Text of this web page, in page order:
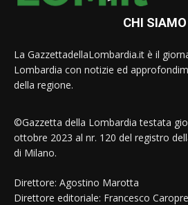
CHI SIAMO
La GazzettadellaLombardia.it è il
Lombardia con notizie ed
della regione.
©Gazzetta della Lombardia testata
ottobre 2023 al nr. 120 del registro
di Milano.
Direttore: Agostino Marotta
Direttore editoriale: Francesco